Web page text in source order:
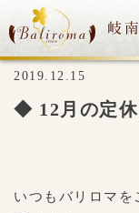
2019.12.15
◆ 12月の定
いつもバリロマを